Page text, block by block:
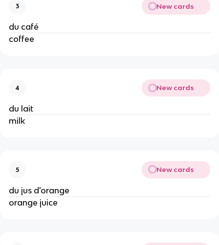
3 New cards
du café
coffee
4 New cards
du lait
milk
5 New cards
du jus d'orange
orange juice